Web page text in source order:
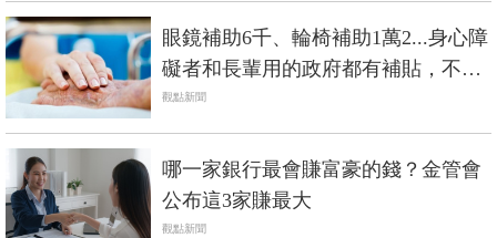
眼鏡補助6千、輪椅補助1萬2...身心障
礙者和長輩用的政府都有補貼，不是
低收入戶也能辦
觀點新聞
哪一家銀行最會賺富豪的錢？金管會
公布這3家賺最大
觀點新聞